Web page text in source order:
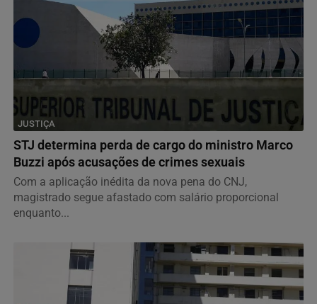
JUSTIÇA
STJ determina perda de cargo do ministro Marco
Buzzi após acusações de crimes sexuais
Com a aplicação inédita da nova pena do CNJ,
magistrado segue afastado com salário proporcional
enquanto...